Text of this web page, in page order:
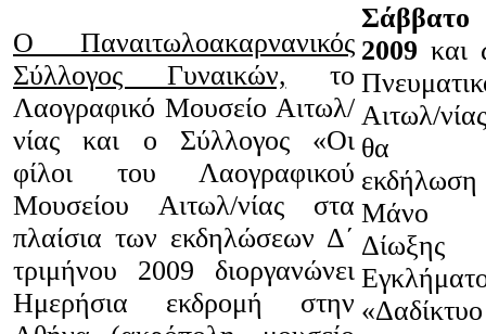
Ο Παναιτωλοακαρνανικός
Σύλλογος Γυναικών, το
Λαογραφικό Μουσείο Αιτωλ/
νίας και ο Σύλλογος «Οι
φίλοι του Λαογραφικού
Μουσείου Αιτωλ/νίας στα
πλαίσια των εκδηλώσεων Δ΄
τριμήνου 2009 διοργανώνει
Ημερήσια εκδρομή στην
2009 και
Αιτωλ/
θα
Μάνο
Δίωξης